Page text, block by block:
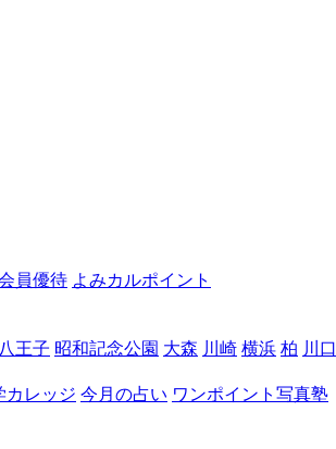
員優待 よみカルポイント
八王子 昭和記念公園 大森 川崎 横浜 柏 川口
カレッジ 今月の占い ワンポイント写真塾